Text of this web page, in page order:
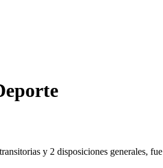
y 2 disposiciones generales, fue